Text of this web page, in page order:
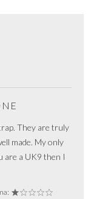
They are truly
made. My only
are a UK9 then I